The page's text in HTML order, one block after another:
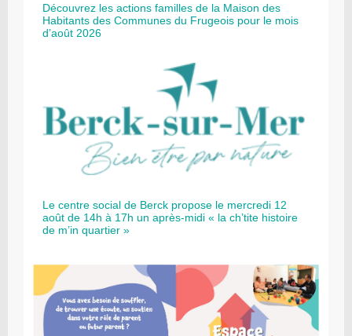
Découvrez les actions familles de la Maison des
Habitants des Communes du Frugeois pour le mois
d’août 2026
Le centre social de Berck propose le mercredi 12
août de 14h à 17h un après-midi « la ch’tite histoire
de m’in quartier »